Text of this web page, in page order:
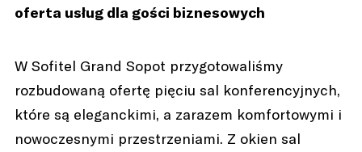
oferta usług dla gości biznesowych
W Sofitel Grand Sopot przygotowaliśmy
rozbudowaną ofertę pięciu sal konferencyjnych,
które są eleganckimi, a zarazem komfortowymi i
nowoczesnymi przestrzeniami. Z okien sal